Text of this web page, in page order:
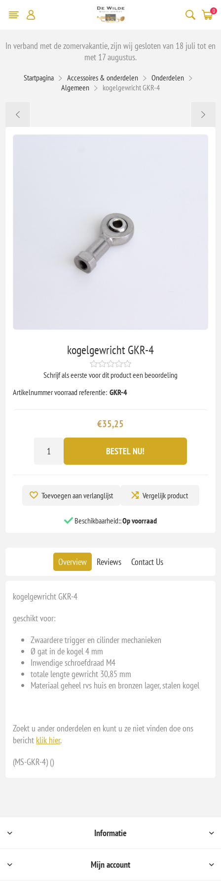
0
In verband met de zomervakantie, zijn wij gesloten van 18 juli tot en
met 17 augustus.
Startpagina Accessoires & onderdelen
Onderdelen
Algemeen
kogelgewricht GKR-4
kogelgewricht GKR-4
Schrijf als eerste voor dit product een beoordeling
Artikelnummer voorraad referentie: GKR-4
€35,25
BESTEL NU!
Toevoegen aan verlanglijst Vergelijk product
Beschikbaarheid::Op voorraad
Overview Reviews Contact Us
kogelgewricht GKR-4
geschikt voor:
Zwaardere trigger en cilinder mechanieken
Ø gat in de kogel 4 mm
Inwendige schroefdraad M4
totale lengte gewricht 30,85 mm
Materiaal geheel rvs huis en bronzen lager, stalen kogel
Zoekt u ander onderdelen en kunt u ze niet vinden doe ons
bericht klik hier.
(MS-GKR-4) ()
Informatie
Mijn account